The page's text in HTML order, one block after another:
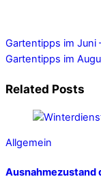
Gartentipps im Juni
Gartentipps im
Related Posts
Allgemein
Ausnahmezustand